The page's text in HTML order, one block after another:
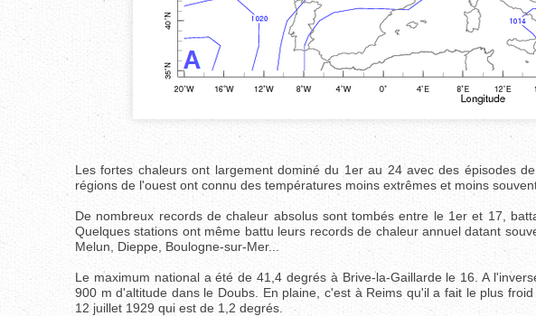
Les fortes chaleurs ont largement dominé du 1er au 24 avec des épisodes
régions de l'ouest ont connu des températures moins extrêmes et moins
De nombreux records de chaleur absolus sont tombés entre le 1er et 17,
Quelques stations ont même battu leurs records de chaleur annuel datant
Melun, Dieppe, Boulogne-sur-Mer...
Le maximum national a été de 41,4 degrés à Brive-la-Gaillarde le 16. A
900 m d'altitude dans le Doubs. En plaine, c'est à Reims qu'il a fait le plus
12 juillet 1929 qui est de 1,2 degrés.